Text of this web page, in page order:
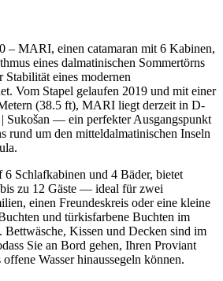
– MARI, einen catamaran mit 6 Kabinen,
eines dalmatinischen Sommertörns
eines modernen
Vom Stapel gelaufen 2019 und mit einer
(38.5 ft), MARI liegt derzeit in D-
Sukošan — ein perfekter Ausgangspunkt
rund um den mitteldalmatinischen Inseln
Schlafkabinen und 4 Bäder, bietet
zu 12 Gäste — ideal für zwei
einen Freundeskreis oder eine kleine
und türkisfarbene Buchten im
Bettwäsche, Kissen und Decken sind im
Sie an Bord gehen, Ihren Proviant
Wasser hinaussegeln können.